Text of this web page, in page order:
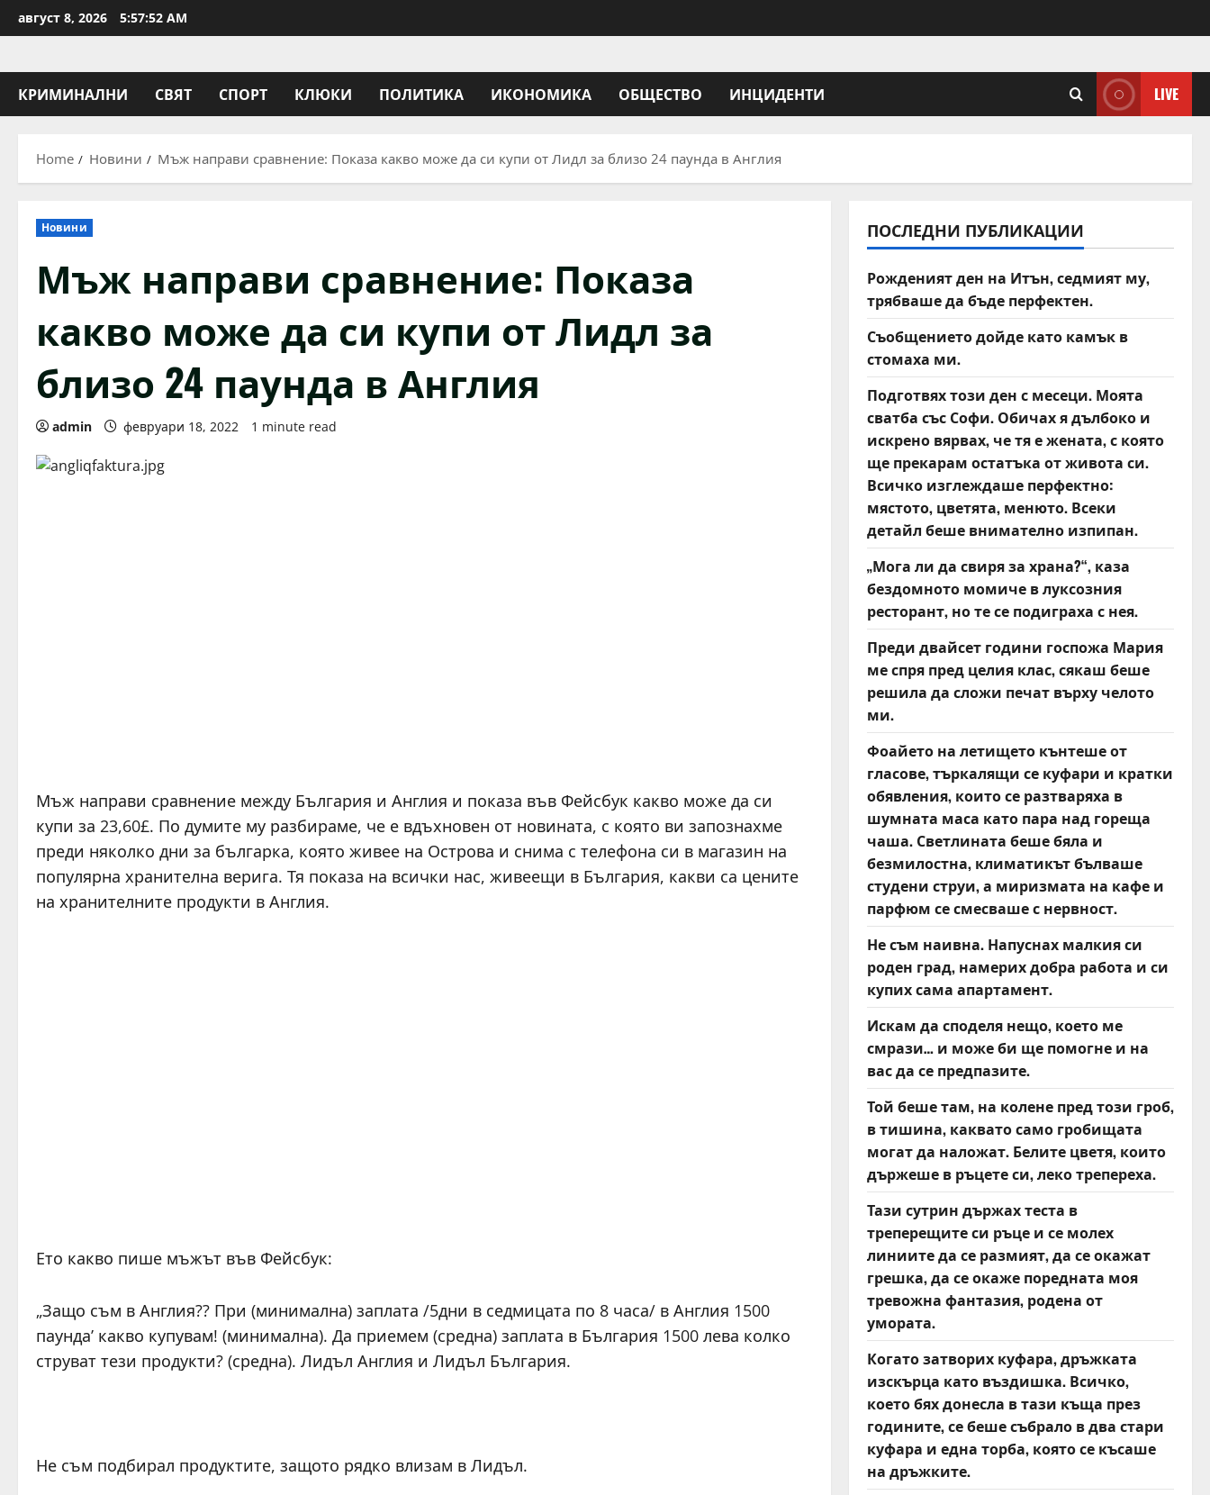
to
август 8, 2026 5:57:53 AM
КРИМИНАЛНИ СВЯТ СПОРТ КЛЮКИ ПОЛИТИКА ИКОНОМИКА ОБЩЕСТВО ИНЦИДЕНТИ LIVE
Home Новини Мъж направи сравнение: Показа какво може да си купи от Лидл за близо 24 паунда в Англия
Новини
Мъж направи сравнение: Показа
какво може да си купи от Лидл за
близо 24 паунда в Англия
admin февруари 18, 2022 1 minute read
Мъж направи сравнение между България и Англия и показа във Фейсбук какво може да си
купи за 23,60£. По думите му разбираме, че е вдъхновен от новината, с която ви запознахме
преди няколко дни за българка, която живее на Острова и снима с телефона си в магазин на
популярна хранителна верига. Тя показа на всички нас, живеещи в България, какви са цените
на хранителните продукти в Англия.
Ето какво пише мъжът във Фейсбук:
„Защо съм в Англия?? При (минимална) заплата /5дни в седмицата по 8 часа/ в Англия 1500
паунда’ какво купувам! (минимална). Да приемем (средна) заплата в България 1500 лева колко
струват тези продукти? (средна). Лидъл Англия и Лидъл България.
Не съм подбирал продуктите, защото рядко влизам в Лидъл.
ПОСЛЕДНИ ПУБЛИКАЦИИ
Рожденият ден на Итън, седмият му,
трябваше да бъде перфектен.
Съобщението дойде като камък в
стомаха ми.
Подготвях този ден с месеци. Моята
сватба със Софи. Обичах я дълбоко и
искрено вярвах, че тя е жената, с която
ще прекарам остатъка от живота си.
Всичко изглеждаше перфектно:
мястото, цветята, менюто. Всеки
детайл беше внимателно изпипан.
„Мога ли да свиря за храна?“, каза
бездомното момиче в луксозния
ресторант, но те се подиграха с нея.
Преди двайсет години госпожа Мария
ме спря пред целия клас, сякаш беше
решила да сложи печат върху челото
ми.
Фоайето на летището кънтеше от
гласове, търкалящи се куфари и кратки
обявления, които се разтваряха в
шумната маса като пара над гореща
чаша. Светлината беше бяла и
безмилостна, климатикът бълваше
студени струи, а миризмата на кафе и
парфюм се смесваше с нервност.
Не съм наивна. Напуснах малкия си
роден град, намерих добра работа и си
купих сама апартамент.
Искам да споделя нещо, което ме
смрази… и може би ще помогне и на
вас да се предпазите.
Той беше там, на колене пред този гроб,
в тишина, каквато само гробищата
могат да наложат. Белите цветя, които
държеше в ръцете си, леко трепереха.
Тази сутрин държах теста в
треперещите си ръце и се молех
линиите да се размият, да се окажат
грешка, да се окаже поредната моя
тревожна фантазия, родена от
умората.
Когато затворих куфара, дръжката
изскърца като въздишка. Всичко,
което бях донесла в тази къща през
годините, се беше събрало в два стари
куфара и една торба, която се късаше
на дръжките.